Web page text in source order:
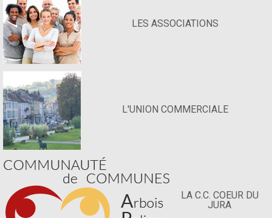
LES ASSOCIATIONS
L'UNION COMMERCIALE
LA C.C. COEUR DU
JURA